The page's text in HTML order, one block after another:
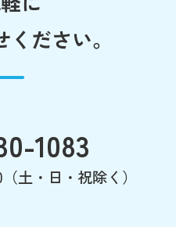
ださい。
1083
土・日・祝除く）